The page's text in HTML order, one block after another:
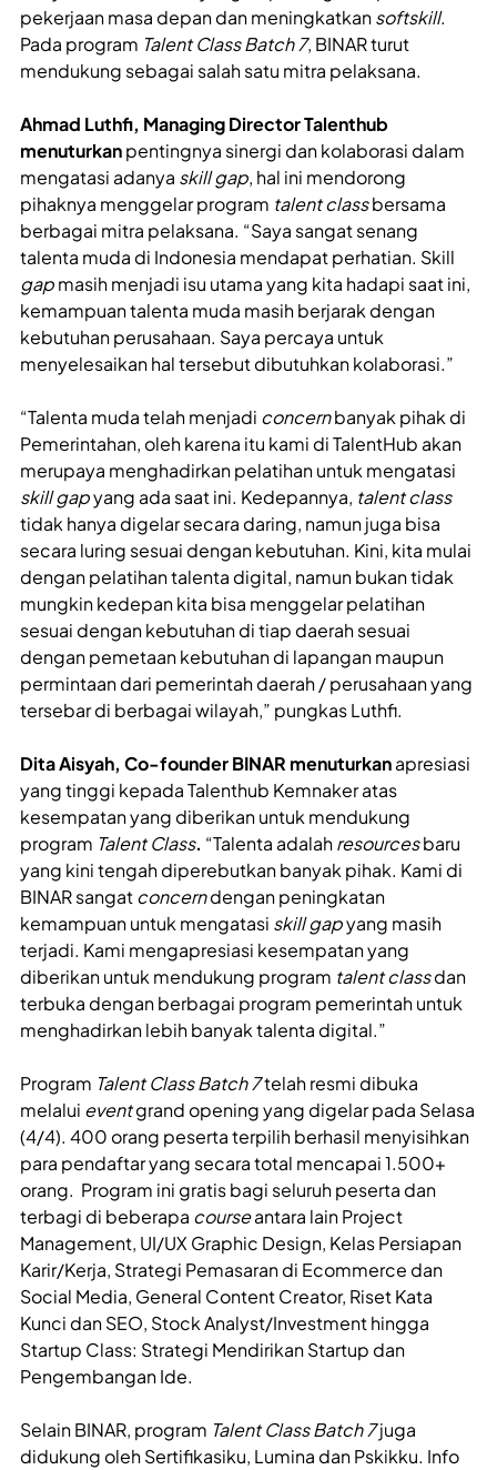
pekerjaan masa depan dan meningkatkansoftskill.
Pada program Talent Class Batch 7, BINAR turut
mendukung sebagai salah satu mitra pelaksana.
Ahmad Luthfi, Managing Director Talenthub
menuturkanpentingnya sinergi dan kolaborasi dalam
mengatasi adanya skill gap, hal ini mendorong
pihaknya menggelar program talent classbersama
berbagai mitra pelaksana. “Saya sangat senang
talenta muda di Indonesia mendapat perhatian. Skill
gapmasih menjadi isu utama yang kita hadapi saat ini,
kemampuan talenta muda masih berjarak dengan
kebutuhan perusahaan. Saya percaya untuk
menyelesaikan hal tersebut dibutuhkan kolaborasi.”
“Talenta muda telah menjadi concernbanyak pihak di
Pemerintahan, oleh karena itu kami di TalentHub akan
merupaya menghadirkan pelatihan untuk mengatasi
skill gapyang ada saat ini. Kedepannya, talent class
tidak hanya digelar secara daring, namun juga bisa
secara luring sesuai dengan kebutuhan. Kini, kita mulai
dengan pelatihan talenta digital, namun bukan tidak
mungkin kedepan kita bisa menggelar pelatihan
sesuai dengan kebutuhan di tiap daerah sesuai
dengan pemetaan kebutuhan di lapangan maupun
permintaan dari pemerintah daerah / perusahaan yang
tersebar di berbagai wilayah,” pungkas Luthfi.
Dita Aisyah, Co-founder BINAR menuturkanapresiasi
yang tinggi kepada Talenthub Kemnakeratas
kesempatan yang diberikan untuk mendukung
program Talent Class. “Talenta adalahresourcesbaru
yang kini tengah diperebutkan banyak pihak. Kami di
BINAR sangatconcerndengan peningkatan
kemampuan untuk mengatasi skill gapyang masih
terjadi. Kami mengapresiasi kesempatan yang
diberikan untuk mendukung program talent classdan
terbuka dengan berbagai program pemerintah untuk
menghadirkan lebih banyak talenta digital.”
Program Talent Class Batch 7telah resmi dibuka
melalui eventgrand opening yang digelar pada Selasa
(4/4). 400 orang peserta terpilih berhasil menyisihkan
para pendaftar yang secara total mencapai 1.500+
orang. Program ini gratis bagi seluruh peserta dan
terbagi di beberapa courseantara lain Project
Management, UI/UX Graphic Design, Kelas Persiapan
Karir/Kerja, Strategi Pemasaran di Ecommerce dan
Social Media, General Content Creator, Riset Kata
Kunci dan SEO, Stock Analyst/Investment hingga
Startup Class: Strategi Mendirikan Startup dan
Pengembangan Ide.
Selain BINAR, program Talent Class Batch 7juga
didukung oleh Sertifikasiku, Lumina dan Pskikku. Info